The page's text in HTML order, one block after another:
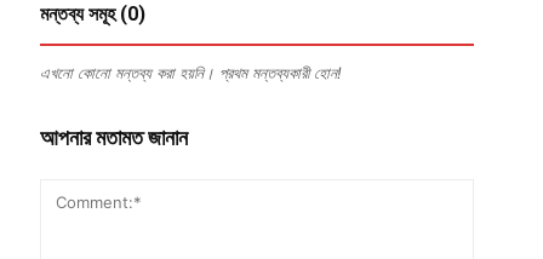
মন্তব্য সমূহ (0)
এখনো কোনো মন্তব্য করা হয়নি। প্রথম মন্তব্যকারী হোন!
আপনার মতামত জানান